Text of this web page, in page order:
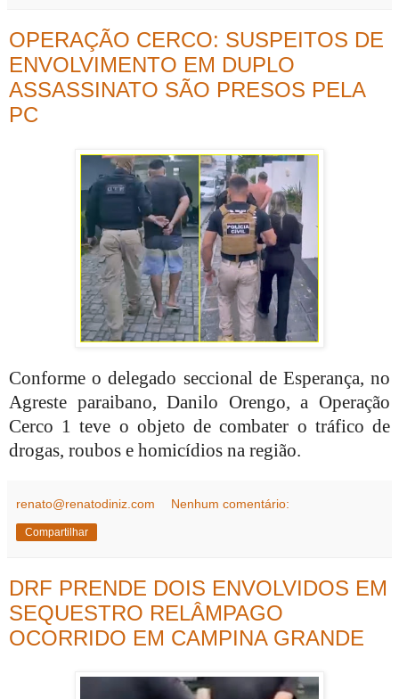
OPERAÇÃO CERCO: SUSPEITOS DE
ENVOLVIMENTO EM DUPLO
ASSASSINATO SÃO PRESOS PELA
PC
Conforme o delegado seccional de Esperança, no
Agreste paraibano, Danilo Orengo, a Operação
Cerco 1 teve o objeto de combater o tráfico de
drogas, roubos e homicídios na região.
renato@renatodiniz.com Nenhum comentário:
Compartilhar
DRF PRENDE DOIS ENVOLVIDOS EM
SEQUESTRO RELÂMPAGO
OCORRIDO EM CAMPINA GRANDE